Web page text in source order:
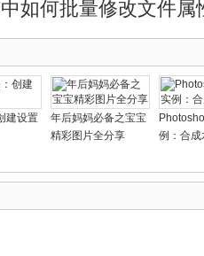
如何批量修改文件属
建设置
年后妈妈必备之宝宝
精彩图片全分享
例：合成